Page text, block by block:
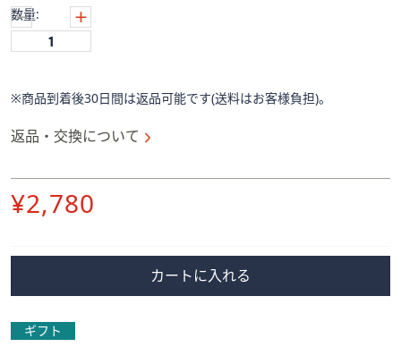
き
ま
す。
数量:
※商品到着後30日間は返品可能です(送料はお客様負担)。
返品・交換について
削
¥2,780
カートに入れる
ギフト